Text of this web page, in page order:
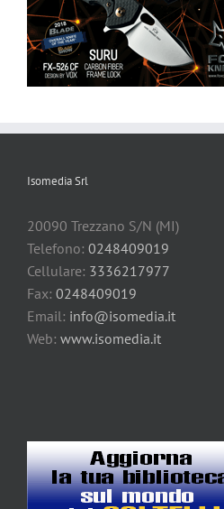
Isomedia Srl
20090 Trezzano S/N (MI)
Telefono: 0248409019
Cellulare: 3336217977
Fax: 0248409019
Email: info@isomedia.it
Web: www.isomedia.it